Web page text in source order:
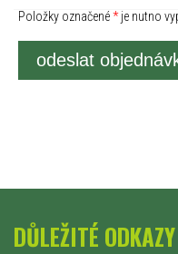
Položky označené*je nutno
odeslat
DŮLEŽITÉ ODKAZY